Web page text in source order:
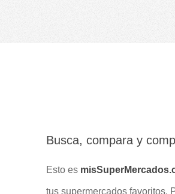
Busca, compara y
Esto es
tus supermercados favoritos.